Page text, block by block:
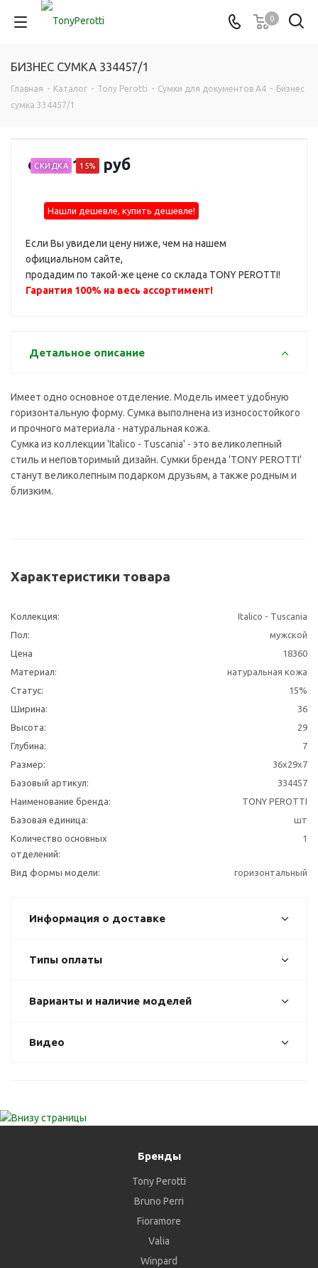
0
БИЗНЕС СУМКА 334457/1
Главная - Каталог - Tony Perotti - Сумки для документов А4 - Бизнес
сумка 334457/1
СКИДКА 15%
от35 130 руб
Нашли дешевле, купить дешевле!
Если Вы увидели цену ниже, чем на нашем
официальном сайте,
продадим по такой-же цене со склада TONY PEROTTI!
Гарантия 100% на весь ассортимент!
Детальное описание
Имеет одно основное отделение. Модель имеет удобную
горизонтальную форму. Сумка выполнена из износостойкого
и прочного материала - натуральная кожа.
Сумка из коллекции 'Italico - Tuscania' - это великолепный
стиль и неповторимый дизайн. Сумки бренда 'TONY PEROTTI'
станут великолепным подарком друзьям, а также родным и
близким.
Характеристики товара
Коллекция:
Italico - Tuscania
Пол:
мужской
Цена
18360
Материал:
натуральная кожа
Статус:
15%
Ширина:
36
Высота:
29
Глубина:
7
Размер:
36x29x7
Базовый артикул:
334457
Наименование бренда:
TONY PEROTTI
Базовая единица:
шт
Количество основных
отделений:
1
Вид формы модели: горизонтальный
Информация о доставке
Типы оплаты
Варианты и наличие моделей
Видео
Бренды
Tony Perotti
Bruno Perri
Fioramore
Valia
Winpard